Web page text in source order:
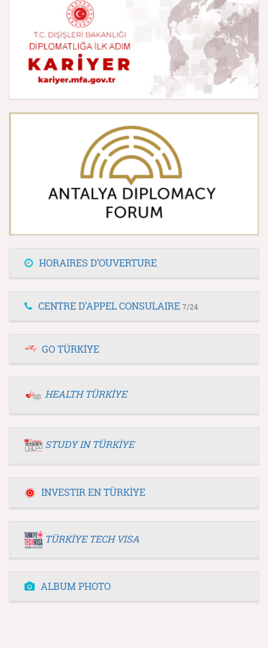
HORAIRES D’OUVERTURE
CENTRE D’APPEL CONSULAIRE 7/24
GO TÜRKİYE
HEALTH TÜRKİYE
STUDY IN TÜRKİYE
INVESTIR EN TÜRKİYE
TÜRKİYE TECH VISA
ALBUM PHOTO